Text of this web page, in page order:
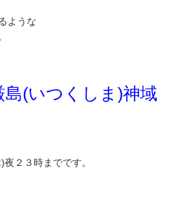
ような
島(いつくしま)神域
２３時までです。